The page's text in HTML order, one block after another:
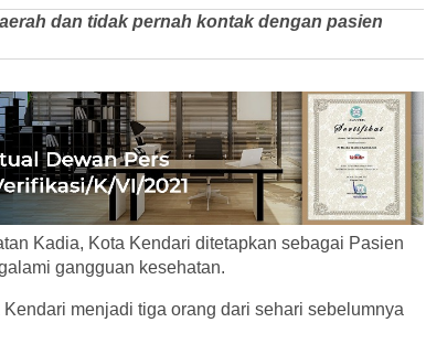
dan tidak pernah kontak dengan pasien
Kadia, Kota Kendari ditetapkan sebagai Pasien
gangguan kesehatan.
menjadi tiga orang dari sehari sebelumnya